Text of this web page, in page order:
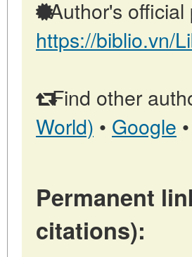
Author's official
https://biblio.vn/
Find other
World) • Google •
Permanent
citations):